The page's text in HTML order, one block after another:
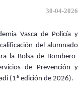
30-04-2026
Vasca de Policía y
del alumnado
la Bolsa de Bombero-
de Prevención y
(1ª edición de 2026).